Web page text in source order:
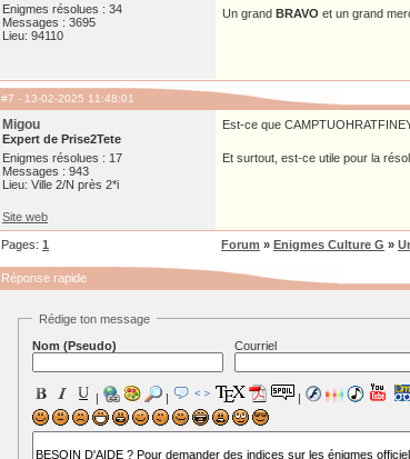
Enigmes résolues : 34
Messages : 3695
Lieu: 94110
Un grand BRAVO et un grand
#7 - 13-02-2025 11:48:01
Migou
Expert de Prise2Tete
Enigmes résolues : 17
Messages : 943
Lieu: Ville 2/N près 2*i
Est-ce que
Et surtout, est-ce utile pour la
Site web
Pages: 1 Forum » Enigmes Culture G »
Réponse rapide
Rédige ton message
Nom (Pseudo)
Courriel
| | |